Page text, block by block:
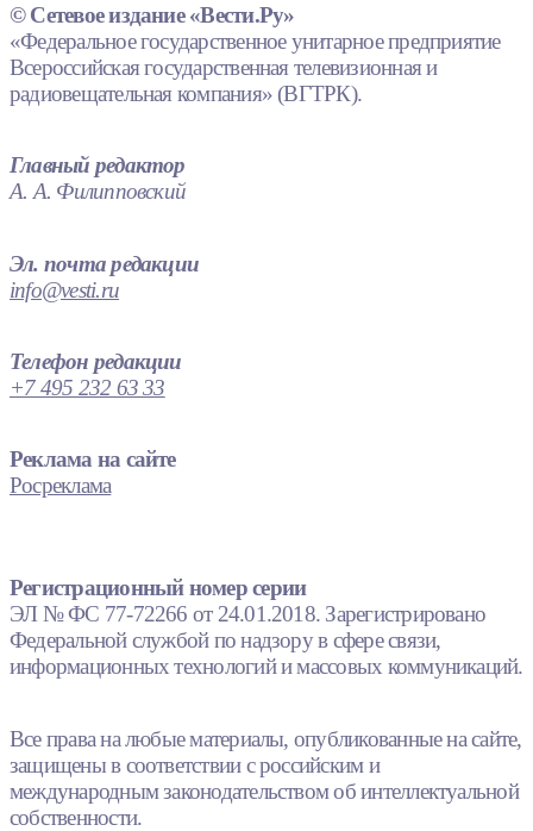
© Сетевое издание «Вести.Ру»
«Федеральное государственное унитарное предприятие
Всероссийская государственная телевизионная и
радиовещательная компания» (ВГТРК).
Главный редактор
А. А. Филипповский
Эл. почта редакции
info@vesti.ru
Телефон редакции
+7 495 232 63 33
Реклама на сайте
Росреклама
Регистрационный номер серии
ЭЛ № ФС 77-72266 от 24.01.2018. Зарегистрировано
Федеральной службой по надзору в сфере связи,
информационных технологий и массовых коммуникаций.
Все права на любые материалы, опубликованные на сайте,
защищены в соответствии с российским и
международным законодательством об интеллектуальной
собственности.